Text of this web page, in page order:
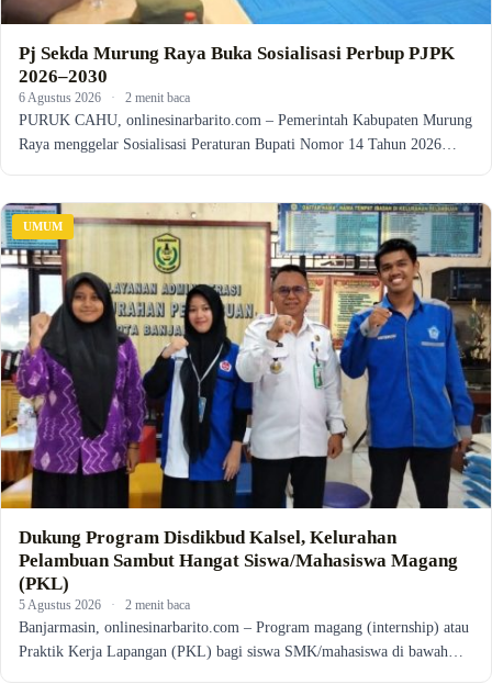
Pj Sekda Murung Raya Buka Sosialisasi Perbup PJPK
2026–2030
6 Agustus 2026 · 2 menit baca
PURUK CAHU, onlinesinarbarito.com – Pemerintah Kabupaten Murung
Raya menggelar Sosialisasi Peraturan Bupati Nomor 14 Tahun 2026…
UMUM
Dukung Program Disdikbud Kalsel, Kelurahan
Pelambuan Sambut Hangat Siswa/Mahasiswa Magang
(PKL)
5 Agustus 2026 · 2 menit baca
Banjarmasin, onlinesinarbarito.com – Program magang (internship) atau
Praktik Kerja Lapangan (PKL) bagi siswa SMK/mahasiswa di bawah…